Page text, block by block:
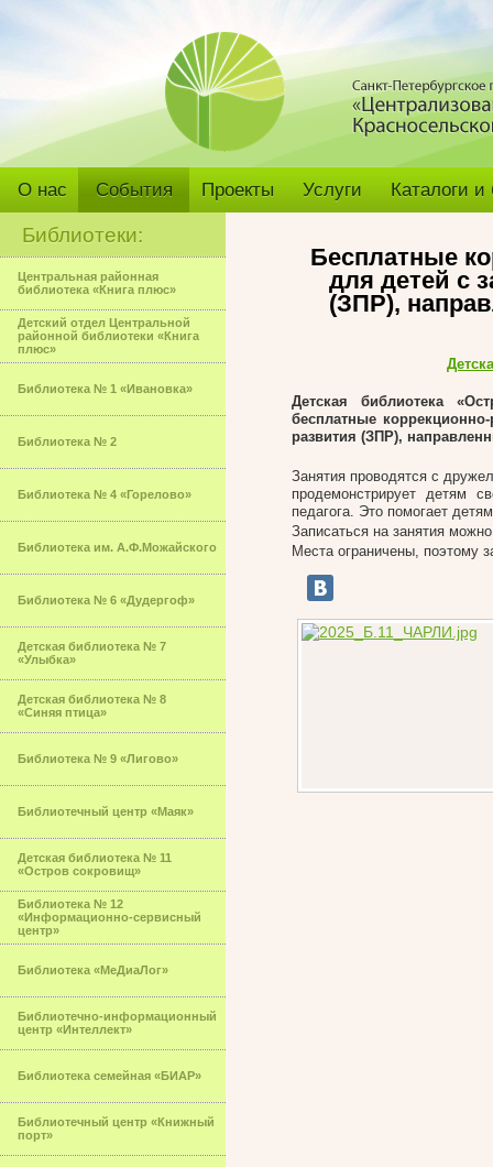
О нас События Проекты Услуги Каталоги
Библиотеки:
Центральная районная
библиотека «Книга плюс»
Детский отдел Центральной
районной библиотеки «Книга
плюс»
Библиотека № 1 «Ивановка»
Библиотека № 2
Библиотека № 4 «Горелово»
Библиотека им. А.Ф.Можайского
Библиотека № 6 «Дудергоф»
Детская библиотека № 7
«Улыбка»
Детская библиотека № 8
«Синяя птица»
Библиотека № 9 «Лигово»
Библиотечный центр «Маяк»
Детская библиотека № 11
«Остров сокровищ»
Библиотека № 12
«Информационно-сервисный
центр»
Библиотека «МеДиаЛог»
Библиотечно-информационный
центр «Интеллект»
Библиотека семейная «БИАР»
Библиотечный центр «Книжный
порт»
Бесплатные
для детей с
(ЗПР),
Детская библиотека
бесплатные
развития (ЗПР),
Занятия проводятся с
продемонстрирует детям
педагога. Это помогает
Записаться на занятия
Места ограничены, поэтому